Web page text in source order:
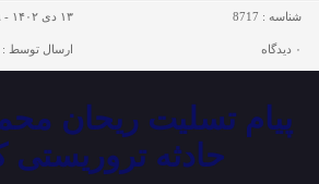
شناسه : 8717 ۱۳ دی ۱۴۰۲ - ۱۸:۱۹
۰ دیدگاه ارسال توسط :
پیام تسلیت ریحان
حادثه تروریستی